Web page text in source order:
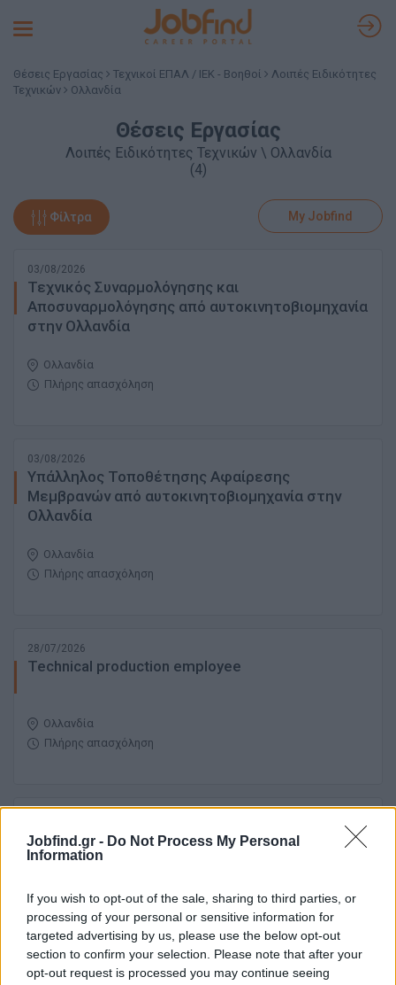
Jobfind.gr - Do Not Process My Personal
Information
If you wish to opt-out of the sale, sharing to third parties, or
processing of your personal or sensitive information for
targeted advertising by us, please use the below opt-out
section to confirm your selection. Please note that after your
opt-out request is processed you may continue seeing
Toggle
Θέσεις Εργασίας Τεχνικοί ΕΠΑΛ / ΙΕΚ - Βοηθοί
Λοιπές Ειδικότητες
Τεχνικών
Ολλανδία
Θέσεις Εργασίας
Λοιπές Ειδικότητες Τεχνικών \ Ολλανδία
(4)
Φίλτρα My Jobfind
03/08/2026
Τεχνικός Συναρμολόγησης και
Αποσυναρμολόγησης από αυτοκινητοβιομηχανία
στην Ολλανδία
Ολλανδία
Πλήρης απασχόληση
03/08/2026
Υπάλληλος Τοποθέτησης Αφαίρεσης
Μεμβρανών από αυτοκινητοβιομηχανία στην
Ολλανδία
Ολλανδία
Πλήρης απασχόληση
28/07/2026
Technical production employee
Ολλανδία
Πλήρης απασχόληση
Allround Operator – Become a Key Player in Our
Production!
Ολλανδία
Πλήρης απασχόληση